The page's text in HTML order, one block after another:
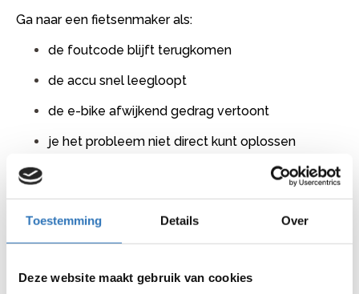
Toestemming Details Over
Deze website maakt gebruik van cookies
Ga naar een fietsenmaker als:
de foutcode blijft terugkomen
de accu snel leegloopt
de e-bike afwijkend gedrag vertoont
je het probleem niet direct kunt oplossen
Blijft het probleem bestaan, laat dan de software en
elektronica controleren.
Wat doet een fietsenmaker?
of de software up-to-date is